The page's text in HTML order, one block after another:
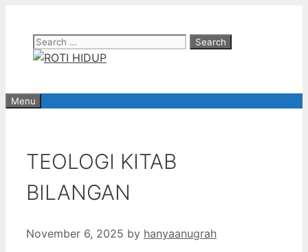
contentSearch
for:
Menu
TEOLOGI KITAB
BILANGAN
November 6, 2025 by hanyaanugrah